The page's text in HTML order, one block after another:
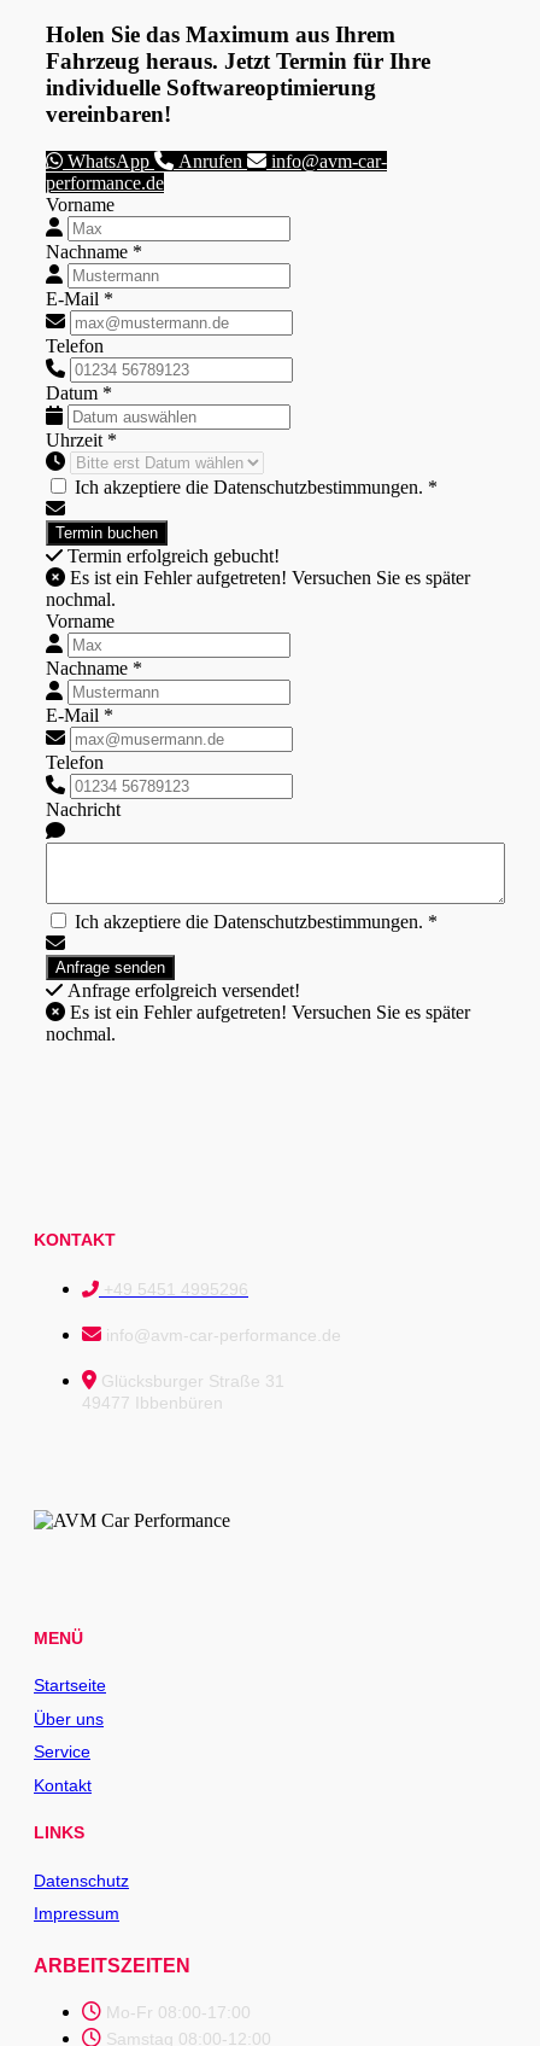
Holen Sie das Maximum aus Ihrem
Fahrzeug heraus. Jetzt Termin für Ihre
individuelle Softwareoptimierung
vereinbaren!
WhatsApp Anrufen
info@avm-car-
performance.de
Vorname
Nachname *
E-Mail *
Telefon
Datum *
Uhrzeit *
Ich akzeptiere die Datenschutzbestimmungen. *
Termin erfolgreich gebucht!
nochmal.
Vorname
Nachname *
E-Mail *
Telefon
Nachricht
Ich akzeptiere die Datenschutzbestimmungen. *
Anfrage erfolgreich versendet!
nochmal.
KONTAKT
+49 5451 4995296
info@avm-car-performance.de
Glücksburger Straße 31
49477 Ibbenbüren
MENÜ
Startseite
Über uns
Service
Kontakt
LINKS
Datenschutz
Impressum
ARBEITSZEITEN
Mo-Fr 08:00-17:00
Samstag 08:00-12:00